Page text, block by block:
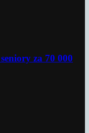
za 70 000